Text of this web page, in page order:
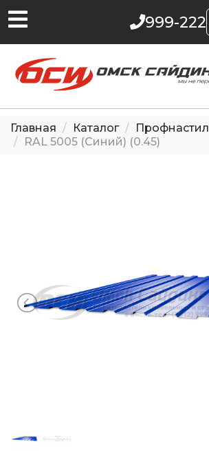
999-222
Главная Каталог Профнастил
RAL 5005 (Синий) (0.45)